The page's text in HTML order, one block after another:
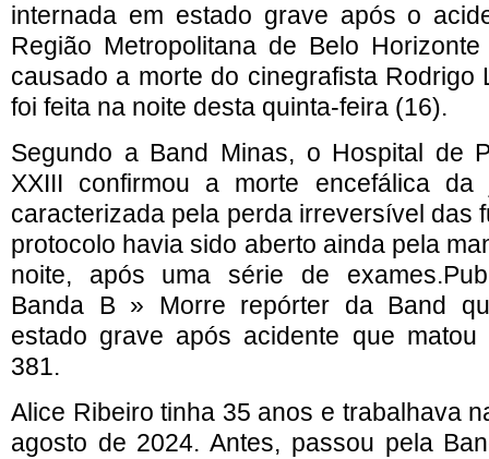
internada em estado grave após o
Região Metropolitana de Belo
causado a morte do cinegrafista Rodrigo
foi feita na noite desta quinta-feira (16).
Segundo a Band Minas, o Hospital de
XXIII confirmou a morte encefálica da
caracterizada pela perda irreversível das
protocolo havia sido aberto ainda pela
noite, após uma série de
Banda B » Morre repórter da Band
estado grave após acidente que matou
381.
Alice Ribeiro tinha 35 anos e trabalhava
agosto de 2024. Antes, passou pela